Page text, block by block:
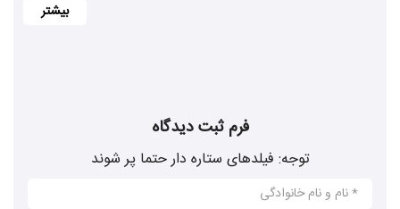
همچنین مغزهای بادام و پسته سرشار از خواص
گز باید در جای خشک و خنک نگهداری شود.
بهترین شیوه خرید به اندازه مصرف است. ولی
چنانچه بخواهید گز را به مدت طولانی نگهداری
فرم ثبت دیدگاه
توجه: فیلدهای ستاره دار حتما پر شوند